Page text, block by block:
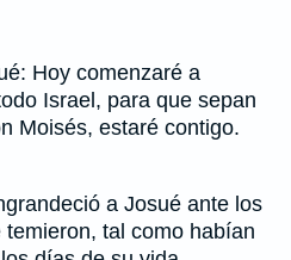
Hoy comenzaré a
Israel, para que sepan
Moisés, estaré contigo.
a Josué ante los
tal como habían